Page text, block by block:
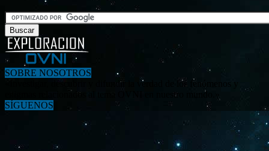
SOBRE NOSOTROS
«Investigar, descubrir y difundir la verdad de los fenómenos y
enigmas relacionados al tema OVNI en nuestro mundo.»
SÍGUENOS